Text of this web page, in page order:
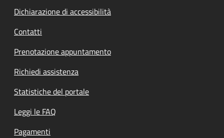
Dichiarazione di accessibilità
Contatti
Prenotazione appuntamento
Richiedi assistenza
Statistiche del portale
Leggi le FAQ
Pagamenti